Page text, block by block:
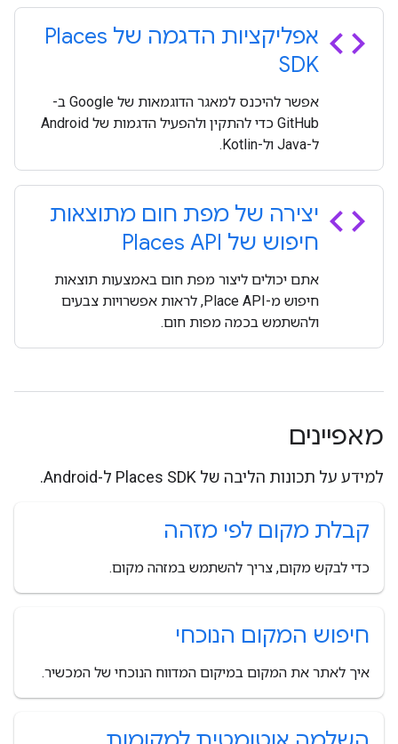
code
אפליקציות הדגמה של Places
SDK
אפשר להיכנס למאגר הדוגמאות של Google ב-
GitHub כדי להתקין ולהפעיל הדגמות של Android
ל-Java ול-Kotlin.
code יצירה של מפת חום מתוצאות
חיפוש של Places API
אתם יכולים ליצור מפת חום באמצעות תוצאות
חיפוש מ-Place API, לראות אפשרויות צבעים
ולהשתמש בכמה מפות חום.
מאפיינים
למידע על תכונות הליבה של Places SDK ל-Android.
קבלת מקום לפי מזהה
כדי לבקש מקום, צריך להשתמש במזהה מקום.
חיפוש המקום הנוכחי
איך לאתר את המקום במיקום המדווח הנוכחי של המכשיר.